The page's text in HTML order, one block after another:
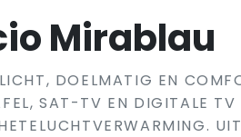
Mirablau
DOELMATIG EN
SAT-TV EN DIGITALE TV